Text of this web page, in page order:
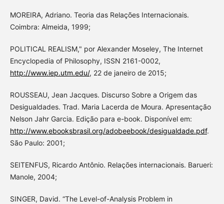
MOREIRA, Adriano. Teoria das Relações Internacionais.
Coimbra: Almeida, 1999;
POLITICAL REALISM," por Alexander Moseley, The Internet
Encyclopedia of Philosophy, ISSN 2161-0002,
http://www.iep.utm.edu/, 22 de janeiro de 2015;
ROUSSEAU, Jean Jacques. Discurso Sobre a Origem das
Desigualdades. Trad. Maria Lacerda de Moura. Apresentação
Nelson Jahr Garcia. Edição para e-book. Disponível em:
http://www.ebooksbrasil.org/adobeebook/desigualdade.pdf.
São Paulo: 2001;
SEITENFUS, Ricardo Antônio. Relações internacionais. Barueri:
Manole, 2004;
SINGER, David. “The Level-of-Analysis Problem in